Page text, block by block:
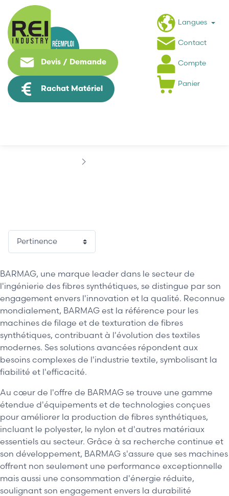
Devis / Demande
Rachat Matériel
Langues
Contact
Compte
Panier
BARMAG, une marque leader dans le secteur de
l'ingénierie des fibres synthétiques, se distingue par son
engagement envers l'innovation et la qualité. Reconnue
mondialement, BARMAG est la référence pour les
machines de filage et de texturation de fibres
synthétiques, contribuant à l'évolution des textiles
modernes. Ses solutions avancées répondent aux
besoins complexes de l'industrie textile, symbolisant la
fiabilité et l'efficacité.
Au cœur de l'offre de BARMAG se trouve une gamme
étendue d'équipements et de technologies conçues
pour améliorer la production de fibres synthétiques,
incluant le polyester, le nylon et d'autres matériaux
essentiels au secteur. Grâce à sa recherche continue et
son développement, BARMAG s'assure que ses machines
offrent non seulement une performance exceptionnelle
mais aussi une consommation d'énergie réduite,
soulignant son engagement envers la durabilité